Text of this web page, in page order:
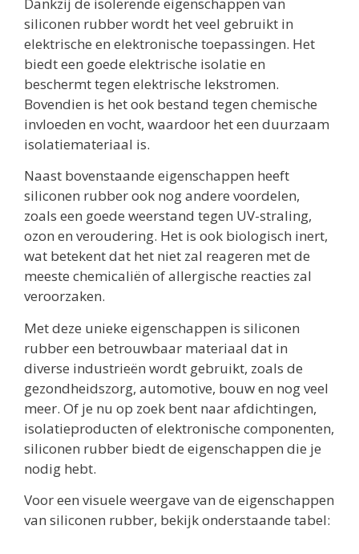
siliconen rubber wordt het veel gebruikt in
elektrische en elektronische toepassingen. Het
biedt een goede elektrische isolatie en
beschermt tegen elektrische lekstromen.
Bovendien is het ook bestand tegen chemische
invloeden en vocht, waardoor het een duurzaam
isolatiemateriaal is.
Naast bovenstaande eigenschappen heeft
siliconen rubber ook nog andere voordelen,
zoals een goede weerstand tegen UV-straling,
ozon en veroudering. Het is ook biologisch inert,
wat betekent dat het niet zal reageren met de
meeste chemicaliën of allergische reacties zal
veroorzaken.
Met deze unieke eigenschappen is siliconen
rubber een betrouwbaar materiaal dat in
diverse industrieën wordt gebruikt, zoals de
gezondheidszorg, automotive, bouw en nog veel
meer. Of je nu op zoek bent naar afdichtingen,
isolatieproducten of elektronische componenten,
siliconen rubber biedt de eigenschappen die je
nodig hebt.
Voor een visuele weergave van de eigenschappen
van siliconen rubber, bekijk onderstaande tabel: